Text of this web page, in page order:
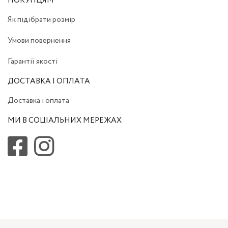
Як підібрати розмір
Умови повернення
Гарантії якості
ДОСТАВКА І ОПЛАТА
Доставка і оплата
МИ В СОЦІАЛЬНИХ МЕРЕЖАХ